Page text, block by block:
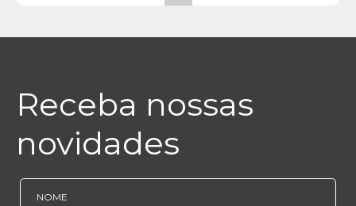
Receba nossas
novidades